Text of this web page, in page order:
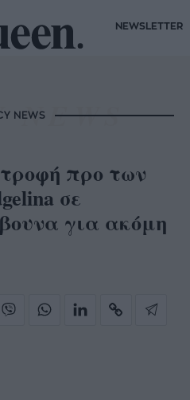
NEWSLETTER
NEWS
προ των
σε
για ακόμη